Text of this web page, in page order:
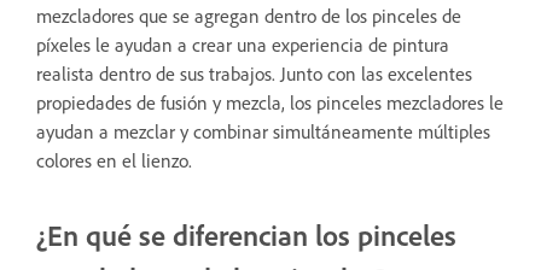
mezcladores que se agregan dentro de los pinceles de
píxeles le ayudan a crear una experiencia de pintura
realista dentro de sus trabajos. Junto con las excelentes
propiedades de fusión y mezcla, los pinceles mezcladores le
ayudan a mezclar y combinar simultáneamente múltiples
colores en el lienzo.
¿En qué se diferencian los pinceles